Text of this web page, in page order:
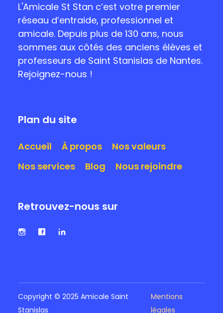
L'Amicale St Stan c’est votre premier
réseau d’entraide, professionnel et
amicale. Depuis plus de 130 ans, nous
sommes aux côtés des anciens élèves et
professeurs de Saint Stanislas de Nantes.
Rejoignez-nous !
Plan du site
Accueil À propos
Nos valeurs
Nos services
Blog Nous rejoindre
Retrouvez-nous sur
Copyright © 2025 Amicale Saint
Stanislas
Mentions
légales